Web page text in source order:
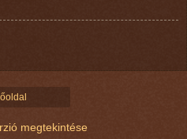
megtekintése